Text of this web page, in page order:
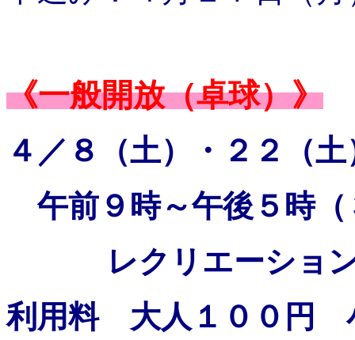
《一般開放（卓球）》
４／８（土）・２２（土
午前９時～午後５時（
レクリエーション
利用料 大人１００円